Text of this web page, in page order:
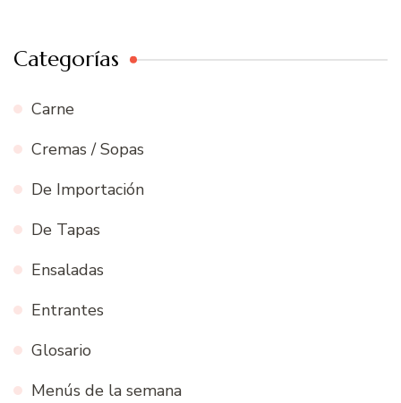
Categorías
Carne
Cremas / Sopas
De Importación
De Tapas
Ensaladas
Entrantes
Glosario
Menús de la semana